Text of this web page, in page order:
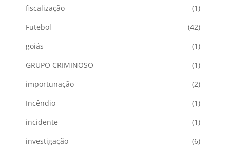
fiscalização
(1)
Futebol
(42)
goiás
(1)
GRUPO CRIMINOSO
(1)
importunação
(2)
Incêndio
(1)
incidente
(1)
investigação
(6)